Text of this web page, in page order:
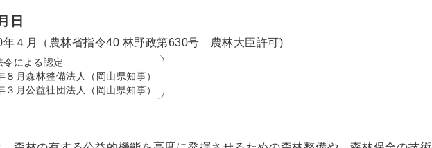
日
年４月（農林省指令40 林野政第630号 農林大臣許可)
令による認定
８月森林整備法人（岡山県知事）
３月公益社団法人（岡山県知事）